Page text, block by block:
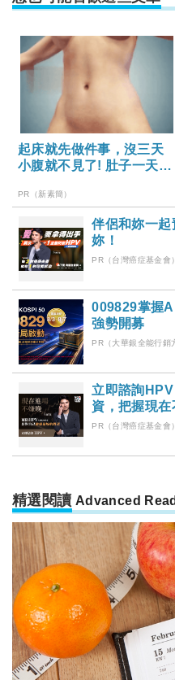
起床就先做件事，沒三天
小腹就不見了! 肚子一天天
PR（新素簡）
伴侶和妳一
妳！
PR（台灣癌症基金會）
009829掌握
強勢開募
PR（大華銀全能行銷
立即諮詢
資，把握現在
PR（台灣癌症基金會）
精選閱讀 Advanced